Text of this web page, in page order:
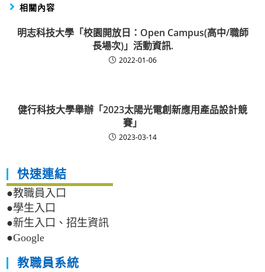
相關內容
明志科技大學「校園開放日：Open Campus(高中/職師
長場次)」活動資訊.
2022-01-06
健行科技大學舉辦「2023太陽光電創新應用產品設計競
賽」
2023-03-14
快速連結
●教職員入口
●學生入口
●新生入口、招生資訊
●Google
教職員系統